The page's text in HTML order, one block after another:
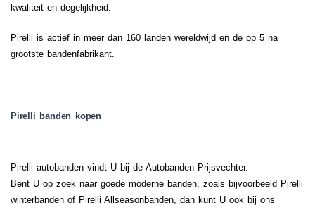
kwaliteit en degelijkheid.
Pirelli is actief in meer dan 160 landen wereldwijd en de op 5 na
grootste bandenfabrikant.
Pirelli banden kopen
Pirelli autobanden vindt U bij de Autobanden Prijsvechter.
Bent U op zoek naar goede moderne banden, zoals bijvoorbeeld Pirelli
winterbanden of Pirelli Allseasonbanden, dan kunt U ook bij ons